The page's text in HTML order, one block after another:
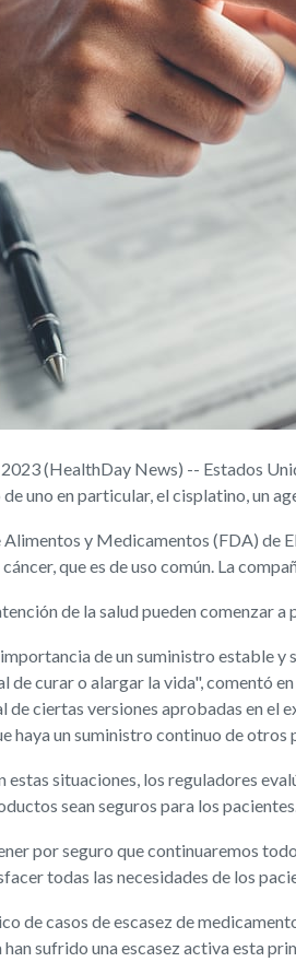
(HealthDay News) -- Estados
uno en particular, el cisplatino, un
y Medicamentos (FDA) de
que es de uso común. La
de la salud pueden comenzar
de un suministro estable y
de curar o alargar la vida", comentó
ciertas versiones aprobadas en el
haya un suministro continuo de
estas situaciones, los reguladores
sean seguros para los
por seguro que continuaremos
todas las necesidades de los
de casos de escasez de
sufrido una escasez activa esta